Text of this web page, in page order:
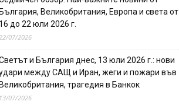
Великобритания, Европа и света от
до 22 юли 2026 г.
07/2026
и България днес, 13 юли 2026 г.: нови
между САЩ и Иран, жеги и пожари във
трагедия в Банкок
07/2026